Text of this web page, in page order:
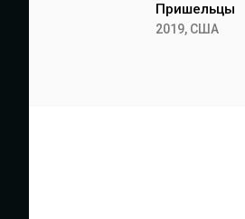
Пришельцы
2019, США